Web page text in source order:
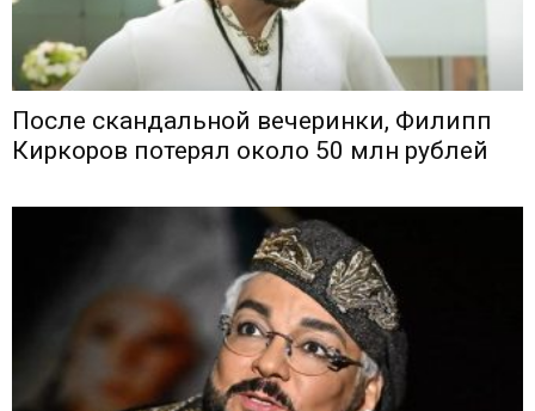
После скандальной вечеринки, Филипп
Киркоров потерял около 50 млн рублей